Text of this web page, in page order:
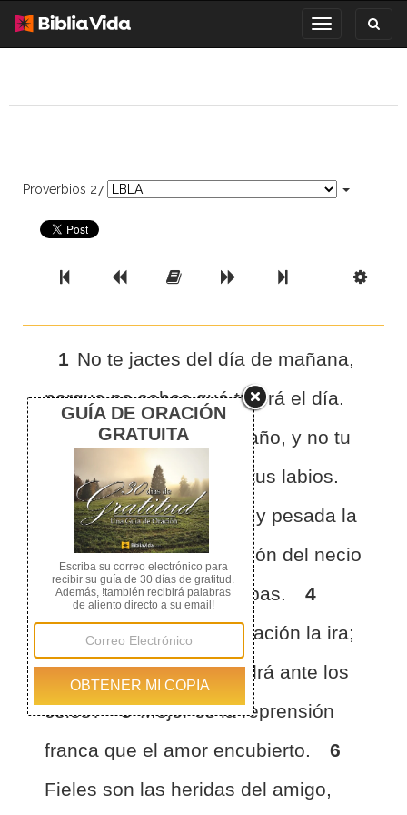
Toggle
navigation
Proverbios 27
Previous BookPrevious Chapter
Read the Full Chapter
Next Chapter
Next Book
1 No te jactes del día de mañana,
porque no sabes qué traerá el día.
Que te alabe el extraño, y no tu
boca; el forastero, y no tus labios.
Pesada es la piedra y pesada la
arena, pero la provocación del necio
es más pesada que ambas.
4
Cruel es el furor e inundación la ira;
pero ¿quién se mantendrá ante los
celos?
5 Mejor es la reprensión
franca que el amor encubierto.
6
Fieles son las heridas del amigo,